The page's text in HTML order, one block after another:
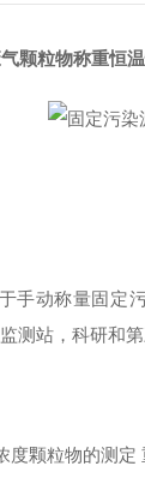
颗粒物称重恒
手动称量固定
测站，科研和
度颗粒物的测定